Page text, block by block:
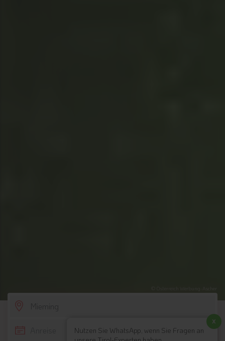
SCROLL DOWN
Nutzen Sie WhatsApp, wenn Sie Fragen an
x